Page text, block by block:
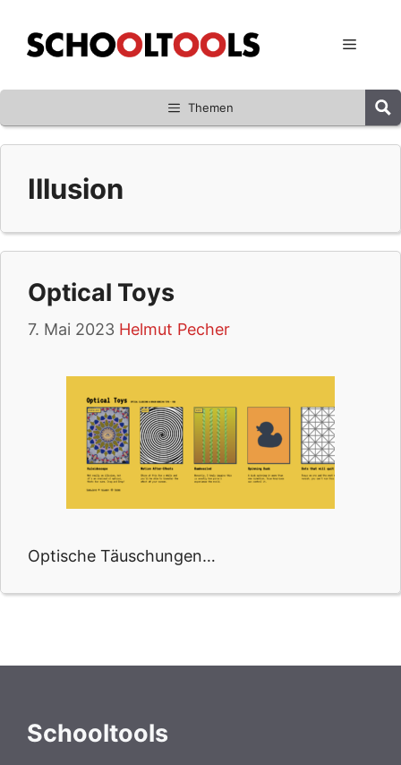
Inhalt
springen
Menü
Themen
Illusion
Optical Toys
7. Mai 2023 Helmut Pecher
Optische Täuschungen…
Schooltools